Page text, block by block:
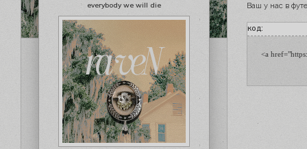
everybody we will die
Ваш у нас в
код:
<a